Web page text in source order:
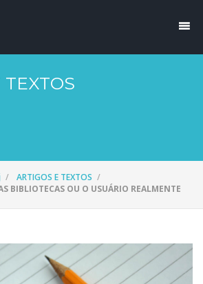
ARTIGOS E TEXTOS
BIBLIOTECAS OU O USUÁRIO REALMENTE